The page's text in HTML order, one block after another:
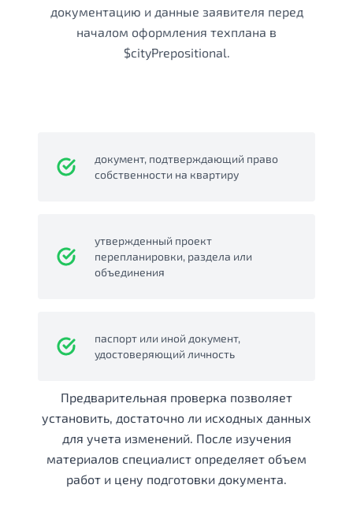
документацию и данные заявителя перед
началом оформления техплана в
$cityPrepositional.
документ, подтверждающий право
собственности на квартиру
утвержденный проект
перепланировки, раздела или
объединения
паспорт или иной документ,
удостоверяющий личность
Предварительная проверка позволяет
установить, достаточно ли исходных данных
для учета изменений. После изучения
материалов специалист определяет объем
работ и цену подготовки документа.